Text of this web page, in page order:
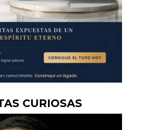
CURIOSAS